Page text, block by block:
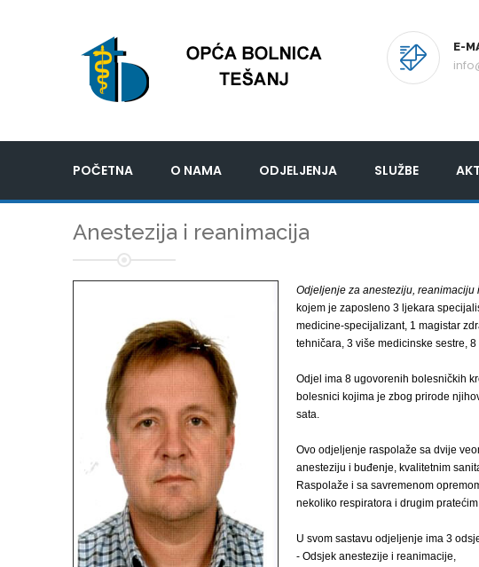
E-
POČETNA O NAMA ODJELJENJA SLUŽBE
Anestezija i reanimacija
Odjeljenje za anesteziju, reanimaciju
kojem je zaposleno 3 ljekara
medicine-specijalizant, 1 magistar
tehničara, 3 više medicinske sestre,
Odjel ima 8 ugovorenih bolesničkih
bolesnici kojima je zbog prirode
sata.
Ovo odjeljenje raspolaže sa dvije
anesteziju i buđenje, kvalitetnim
Raspolaže i sa savremenom
nekoliko respiratora i drugim
U svom sastavu odjeljenje ima 3
- Odsjek anestezije i reanimacije,